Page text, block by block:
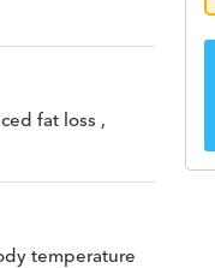
fat loss ,
temperature